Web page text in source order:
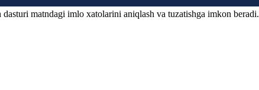
matndagi imlo xatolarini aniqlash va tuzatishga imkon beradi.